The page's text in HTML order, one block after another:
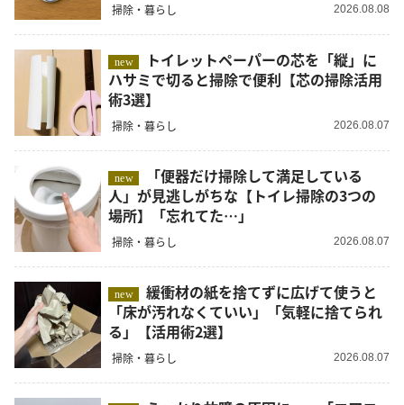
掃除・暮らし 2026.08.08
new
ハサミで切ると掃除で便利【芯の掃除活用
術3選】
掃除・暮らし 2026.08.07
new
人」が見逃しがちな【トイレ掃除の3つの
場所】「忘れてた…」
掃除・暮らし 2026.08.07
new
緩衝材の紙を捨てずに広げて使うと
「床が汚れなくていい」「気軽に捨てられ
る」【活用術2選】
掃除・暮らし 2026.08.07